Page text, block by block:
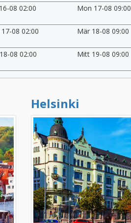
08 02:00 Mon 17-08 09:00
08 02:00 Mär 18-08 09:00
08 02:00 Mitt 19-08 09:00
Helsinki